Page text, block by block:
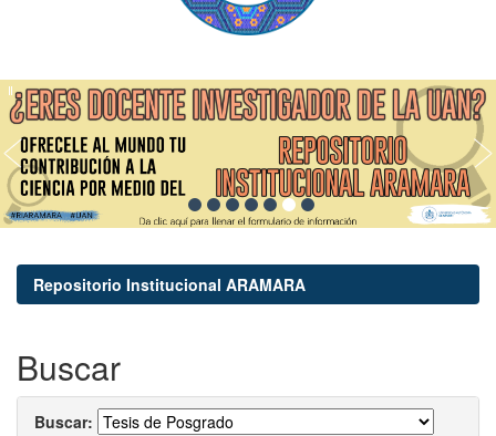
Repositorio Institucional ARAMARA
Buscar
Buscar: